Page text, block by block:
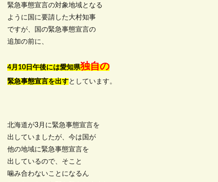
緊急事態宣言の対象地域となる
ように国に要請した大村知事
ですが、国の緊急事態宣言の
追加の前に、
4月10日午後には愛知県独自の
緊急事態宣言を出すとしています。
北海道が3月に緊急事態宣言を
出していましたが、今は国が
他の地域に緊急事態宣言を
出しているので、そこと
噛み合わないことになるん